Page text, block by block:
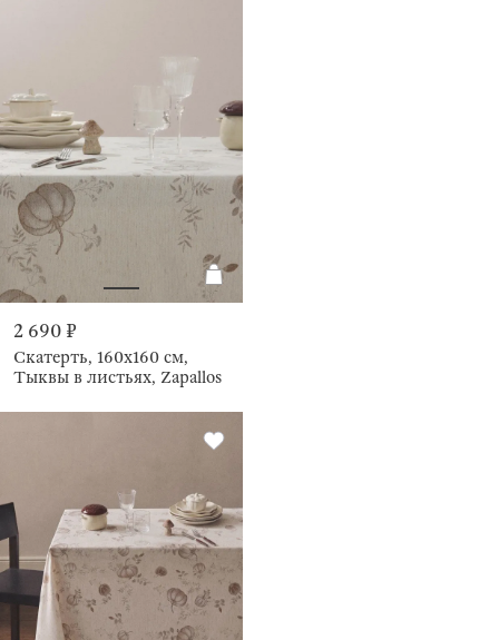
2 690 ₽
Скатерть, 160х160 см,
Тыквы в листьях, Zapallos